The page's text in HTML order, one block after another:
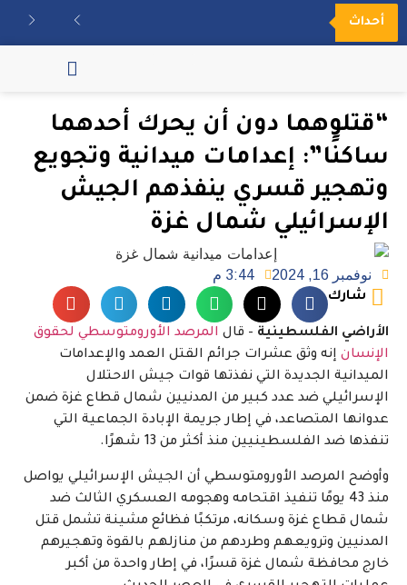
أحداث
“قتلوهما دون أن يحرك أحدهما
ساكنًا”: إعدامات ميدانية وتجويع
وتهجير قسري ينفذهم الجيش
الإسرائيلي شمال غزة
نوفمبر 16, 2024 3:44 م
شارك
الأراضي الفلسطينية – قال المرصد الأورومتوسطي لحقوق
الإنسان إنه وثق عشرات جرائم القتل العمد والإعدامات
الميدانية الجديدة التي نفذتها قوات جيش الاحتلال
الإسرائيلي ضد عدد كبير من المدنيين شمال قطاع غزة ضمن
عدوانها المتصاعد، في إطار جريمة الإبادة الجماعية التي
تنفذها ضد الفلسطينيين منذ أكثر من 13 شهرًا
.
وأوضح المرصد الأورومتوسطي أن الجيش الإسرائيلي يواصل
منذ 43 يومًا تنفيذ اقتحامه وهجومه العسكري الثالث ضد
شمال قطاع غزة وسكانه، مرتكبًا فظائع مشينة تشمل قتل
المدنيين وترويعهم وطردهم من منازلهم بالقوة وتهجيرهم
خارج محافظة شمال غزة قسرًا، في إطار واحدة من أكبر